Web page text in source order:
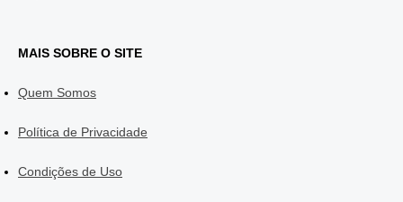
MAIS SOBRE O SITE
Quem Somos
Política de Privacidade
Condições de Uso